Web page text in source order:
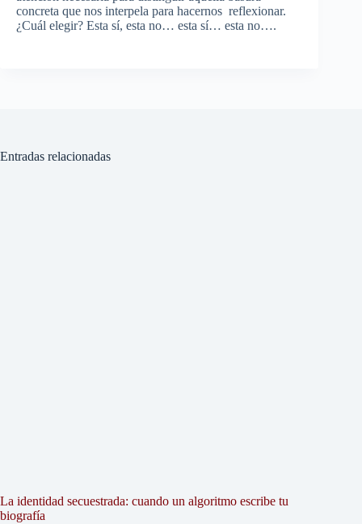
concreta que nos interpela para hacernos reflexionar.
¿Cuál elegir? Esta sí, esta no… esta sí… esta no….
Entradas relacionadas
La identidad secuestrada: cuando un algoritmo escribe tu
biografía